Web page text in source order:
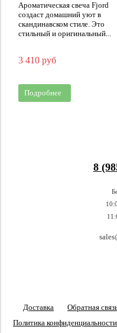
Ароматическая свеча Fjord
создаст домашний уют в
скандинавском стиле. Это
стильный и оригинальный...
3 410 руб
Подробнее
8
Доставка Обратная
Политика конфиденциальности